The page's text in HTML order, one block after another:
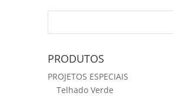
PRODUTOS
PROJETOS ESPECIAIS
Telhado Verde